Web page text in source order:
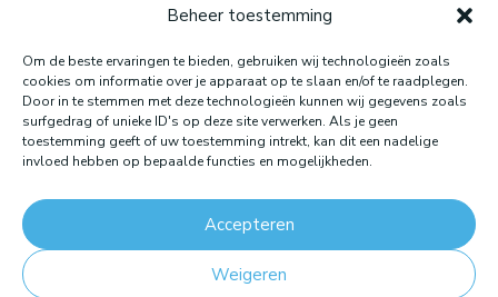
Beheer toestemming
Om de beste ervaringen te bieden, gebruiken wij technologieën zoals
cookies om informatie over je apparaat op te slaan en/of te raadplegen.
Door in te stemmen met deze technologieën kunnen wij gegevens zoals
surfgedrag of unieke ID's op deze site verwerken. Als je geen
toestemming geeft of uw toestemming intrekt, kan dit een nadelige
invloed hebben op bepaalde functies en mogelijkheden.
Accepteren
Weigeren
Contact
Website gemaakt door: LOEQ